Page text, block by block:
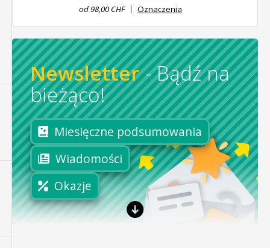
od 98,00 CHF
Oznaczenia
Newsletter -Bądź na
bieżąco!
Miesięczne podsumowania
Wiadomości
Okazje